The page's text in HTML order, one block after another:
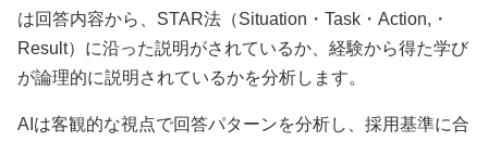
は回答内容から、STAR法（Situation・Task・Action,・
Result）に沿った説明がされているか、経験から得た学び
が論理的に説明されているかを分析します。
AIは客観的な視点で回答パターンを分析し、採用基準に合